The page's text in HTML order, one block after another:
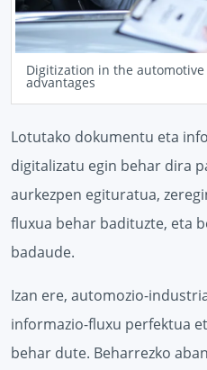
Digitization in the
advantages
Lotutako dokumentu eta
digitalizatu egin behar dira
aurkezpen egituratua,
fluxua behar badituzte, eta
badaude.
Izan ere, automozio-
informazio-fluxu perfektua
behar dute. Beharrezko